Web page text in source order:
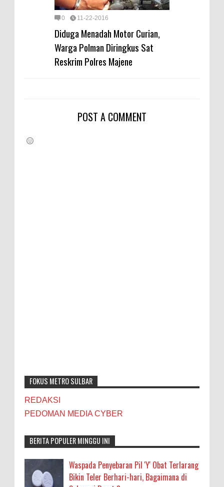
0 11-22-2016
Diduga Menadah Motor Curian,
Warga Polman Diringkus Sat
Reskrim Polres Majene
POST A COMMENT
FOKUS METRO SULBAR
REDAKSI
PEDOMAN MEDIA CYBER
BERITA POPULER MINGGU INI
Waspada Penyebaran Pil 'Y' Obat Terlarang
Bikin Teler Berhari-hari, Bagaimana di